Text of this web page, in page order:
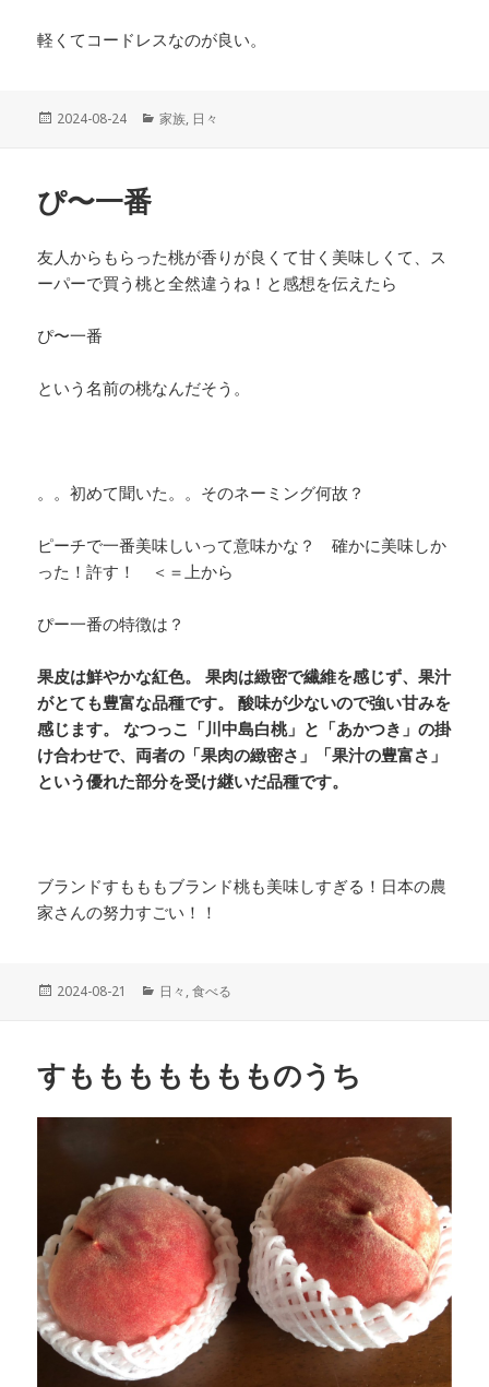
軽くてコードレスなのが良い。
投
2024-08-24
カ
家族, 日々
ぴ〜一番
友人からもらった桃が香りが良くて甘く美味しくて、ス
ーパーで買う桃と全然違うね！と感想を伝えたら
ぴ〜一番
という名前の桃なんだそう。
。。初めて聞いた。。そのネーミング何故？
ピーチで一番美味しいって意味かな？ 確かに美味しか
った！許す！ ＜＝上から
ぴー一番の特徴は？
果皮は鮮やかな紅色。 果肉は緻密で繊維を感じず、果汁
がとても豊富な品種です。 酸味が少ないので強い甘みを
感じます。 なつっこ「川中島白桃」と「あかつき」の掛
け合わせで、両者の「果肉の緻密さ」「果汁の豊富さ」
という優れた部分を受け継いだ品種です。
ブランドすもももブランド桃も美味しすぎる！日本の農
家さんの努力すごい！！
投
2024-08-21
カ
ー
日々 ,食べる
すももももももものうち